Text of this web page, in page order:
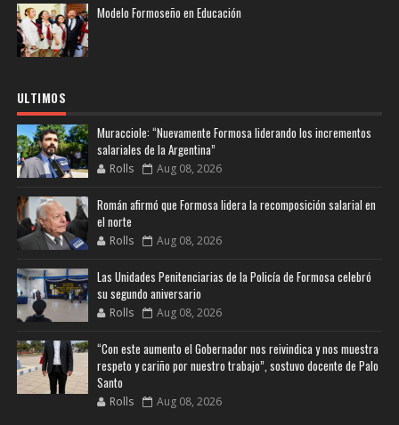
Modelo Formoseño en Educación
ULTIMOS
Muracciole: “Nuevamente Formosa liderando los incrementos
salariales de la Argentina”
Rolls Aug 08, 2026
Román afirmó que Formosa lidera la recomposición salarial en
el norte
Rolls Aug 08, 2026
Las Unidades Penitenciarias de la Policía de Formosa celebró
su segundo aniversario
Rolls Aug 08, 2026
“Con este aumento el Gobernador nos reivindica y nos muestra
respeto y cariño por nuestro trabajo”, sostuvo docente de Palo
Santo
Rolls Aug 08, 2026